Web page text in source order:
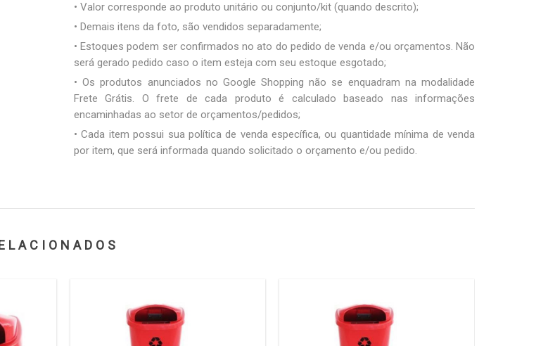
• Valor corresponde ao produto unitário ou conjunto/kit (quando descrito);
• Demais itens da foto, são vendidos separadamente;
• Estoques podem ser confirmados no ato do pedido de venda e/ou orçamentos. Não
será gerado pedido caso o item esteja com seu estoque esgotado;
• Os produtos anunciados no Google Shopping não se enquadram na modalidade
Frete Grátis. O frete de cada produto é calculado baseado nas informações
encaminhadas ao setor de orçamentos/pedidos;
• Cada item possui sua política de venda específica, ou quantidade mínima de venda
por item, que será informada quando solicitado o orçamento e/ou pedido.